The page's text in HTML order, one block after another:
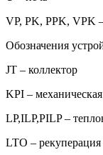
VP, PK, PPK, VPK
Обозначения
JT – коллектор
KPI –
LP,ILP,PILP –
LTO – рекуперация